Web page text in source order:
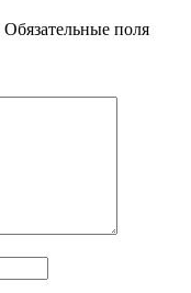
Обязательные поля